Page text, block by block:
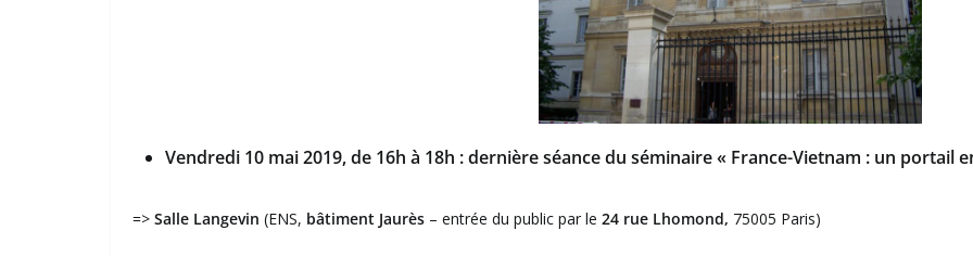
Vendredi 10 mai 2019, de 16h à 18h : dernière séance du séminaire « France-Vietnam : un portail
=> Salle Langevin (ENS, bâtiment Jaurès – entrée du public par le 24 rue Lhomond, 75005 Paris)